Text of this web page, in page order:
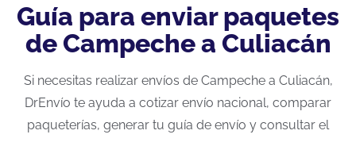
Guía para enviar paquetes
de Campeche a Culiacán
Si necesitas realizar envíos de Campeche a Culiacán,
DrEnvío te ayuda a cotizar envío nacional, comparar
paqueterías, generar tu guía de envío y consultar el